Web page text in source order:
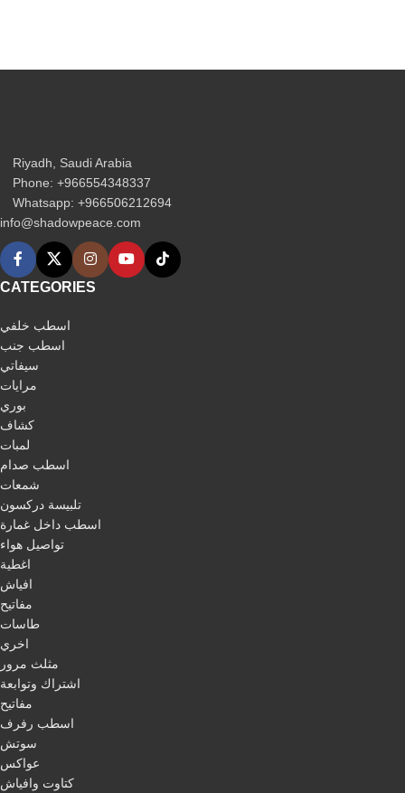
Riyadh, Saudi Arabia
Phone: +966554348337
Whatsapp: +966506212694‬
info@shadowpeace.com
CATEGORIES
اسطب خلفي
اسطب جنب
سيفاتي
مرايات
بوري
كشاف
لمبات
اسطب صدام
شمعات
تلبيسة دركسون
اسطب داخل غمارة
تواصيل هواء
اغطية
افياش
مفاتيح
طاسات
اخري
مثلث مرور
اشتراك وتوابعة
مفاتيح
اسطب رفرف
سوتش
عواكس
كتاوت وافياش